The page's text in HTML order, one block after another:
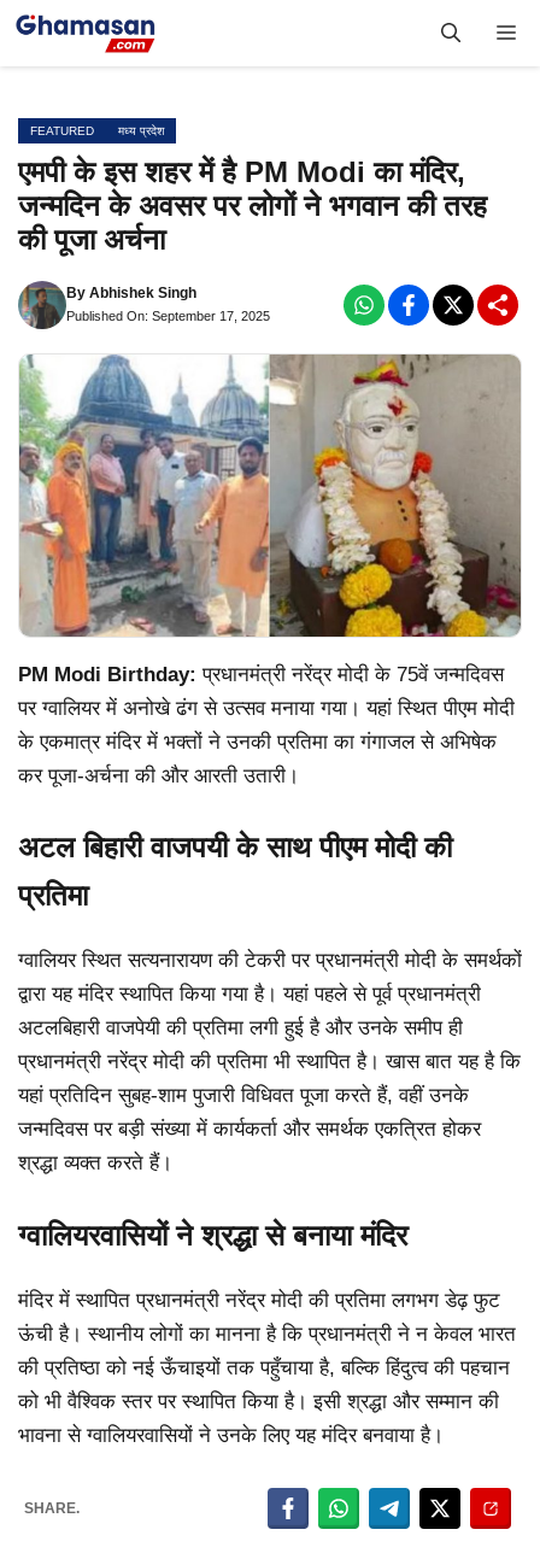
Skip
FEATURED मध्य प्रदेश
एमपी के इस शहर में है PM Modi का मंदिर,
जन्मदिन के अवसर पर लोगों ने भगवान की तरह
की पूजा अर्चना
By Abhishek Singh
Published On: September 17, 2025
PM Modi Birthday: प्रधानमंत्री नरेंद्र मोदी के 75वें जन्मदिवस
पर ग्वालियर में अनोखे ढंग से उत्सव मनाया गया। यहां स्थित पीएम मोदी
के एकमात्र मंदिर में भक्तों ने उनकी प्रतिमा का गंगाजल से अभिषेक
कर पूजा-अर्चना की और आरती उतारी।
अटल बिहारी वाजपयी के साथ पीएम मोदी की
प्रतिमा
ग्वालियर स्थित सत्यनारायण की टेकरी पर प्रधानमंत्री मोदी के समर्थकों
द्वारा यह मंदिर स्थापित किया गया है। यहां पहले से पूर्व प्रधानमंत्री
अटलबिहारी वाजपेयी की प्रतिमा लगी हुई है और उनके समीप ही
प्रधानमंत्री नरेंद्र मोदी की प्रतिमा भी स्थापित है। खास बात यह है कि
यहां प्रतिदिन सुबह-शाम पुजारी विधिवत पूजा करते हैं, वहीं उनके
जन्मदिवस पर बड़ी संख्या में कार्यकर्ता और समर्थक एकत्रित होकर
श्रद्धा व्यक्त करते हैं।
ग्वालियरवासियों ने श्रद्धा से बनाया मंदिर
मंदिर में स्थापित प्रधानमंत्री नरेंद्र मोदी की प्रतिमा लगभग डेढ़ फुट
ऊंची है। स्थानीय लोगों का मानना है कि प्रधानमंत्री ने न केवल भारत
की प्रतिष्ठा को नई ऊँचाइयों तक पहुँचाया है, बल्कि हिंदुत्व की पहचान
को भी वैश्विक स्तर पर स्थापित किया है। इसी श्रद्धा और सम्मान की
भावना से ग्वालियरवासियों ने उनके लिए यह मंदिर बनवाया है।
SHARE.